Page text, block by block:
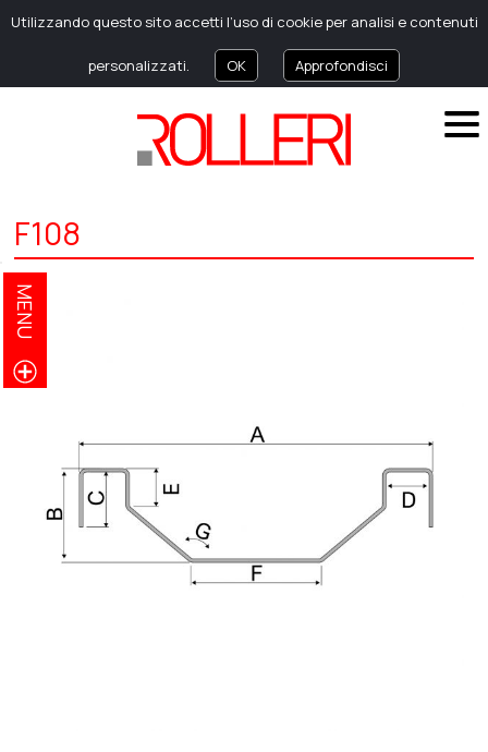
Utilizzando questo sito accetti l’uso di cookie per analisi e contenuti
personalizzati. OK Approfondisci
F108
MENU